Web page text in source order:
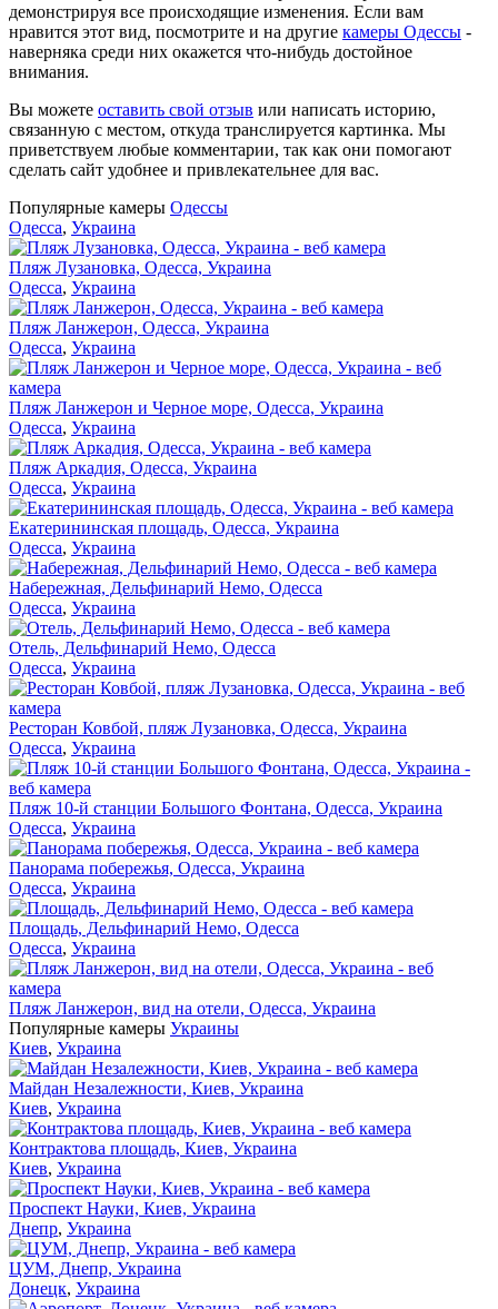
демонстрируя все происходящие изменения. Если вам
нравится этот вид, посмотрите и на другие камеры Одессы -
наверняка среди них окажется что-нибудь достойное
внимания.
Вы можете оставить свой отзыв или написать историю,
связанную с местом, откуда транслируется картинка. Мы
приветствуем любые комментарии, так как они помогают
сделать сайт удобнее и привлекательнее для вас.
Популярные камеры Одессы
Одесса, Украина
Пляж Лузановка, Одесса, Украина
Одесса, Украина
Пляж Ланжерон, Одесса, Украина
Одесса, Украина
Пляж Ланжерон и Черное море, Одесса, Украина
Одесса, Украина
Пляж Аркадия, Одесса, Украина
Одесса, Украина
Екатерининская площадь, Одесса, Украина
Одесса, Украина
Набережная, Дельфинарий Немо, Одесса
Одесса, Украина
Отель, Дельфинарий Немо, Одесса
Одесса, Украина
Ресторан Ковбой, пляж Лузановка, Одесса, Украина
Одесса, Украина
Пляж 10-й станции Большого Фонтана, Одесса, Украина
Одесса, Украина
Панорама побережья, Одесса, Украина
Одесса, Украина
Площадь, Дельфинарий Немо, Одесса
Одесса, Украина
Пляж Ланжерон, вид на отели, Одесса, Украина
Популярные камеры Украины
Киев, Украина
Майдан Незалежности, Киев, Украина
Киев, Украина
Контрактова площадь, Киев, Украина
Киев, Украина
Проспект Науки, Киев, Украина
Днепр, Украина
ЦУМ, Днепр, Украина
Донецк, Украина